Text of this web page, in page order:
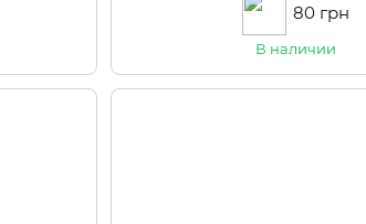
80 грн
В наличии